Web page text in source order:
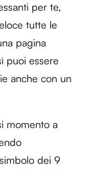
per te,
tutte le
pagina
puoi essere
anche con un
momento a
dei 9